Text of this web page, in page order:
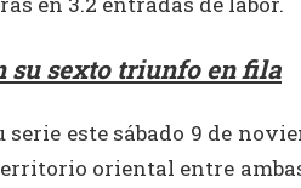
su sexto triunfo en fila
este sábado 9 de
oriental entre